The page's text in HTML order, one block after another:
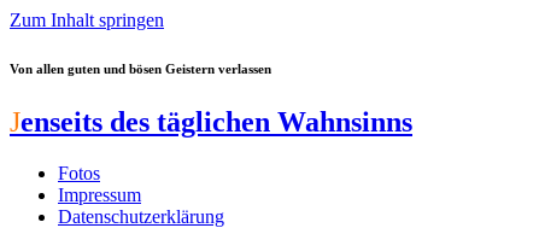
Zum Inhalt springen
Von allen guten und bösen Geistern verlassen
Jenseits des täglichen Wahnsinns
Fotos
Impressum
Datenschutzerklärung